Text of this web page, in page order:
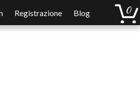
Registrazione Blog